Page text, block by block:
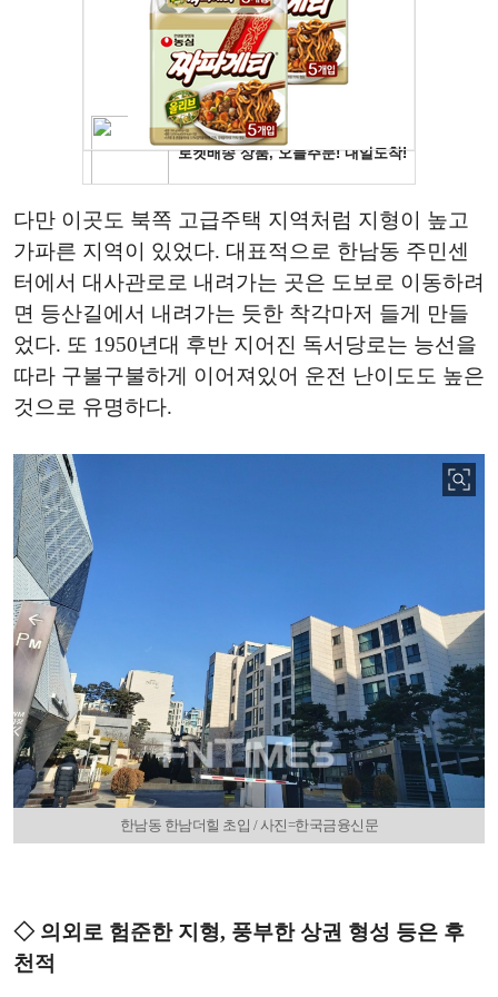
다만 이곳도 북쪽 고급주택 지역처럼 지형이 높고
가파른 지역이 있었다. 대표적으로 한남동 주민센
터에서 대사관로로 내려가는 곳은 도보로 이동하려
면 등산길에서 내려가는 듯한 착각마저 들게 만들
었다. 또 1950년대 후반 지어진 독서당로는 능선을
따라 구불구불하게 이어져있어 운전 난이도도 높은
것으로 유명하다.
한남동 한남더힐 초입 / 사진=한국금융신문
◇ 의외로 험준한 지형, 풍부한 상권 형성 등은 후
천적